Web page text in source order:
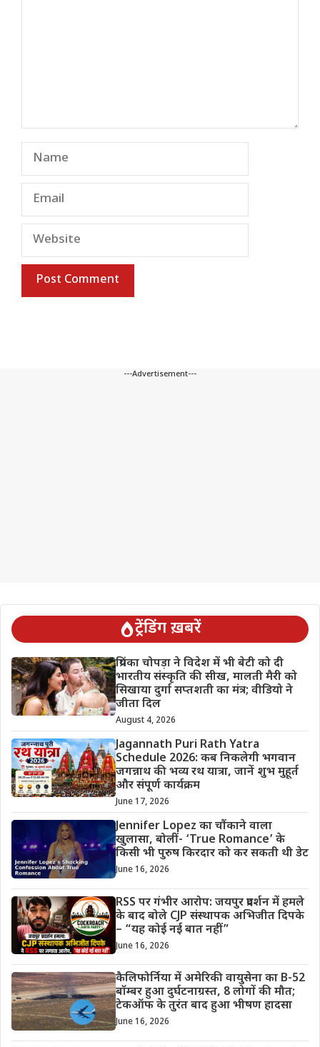
Name
Email
Website
---Advertisement---
ट्रेंडिंग ख़बरें
प्रियंका चोपड़ा ने विदेश में भी बेटी को दी
भारतीय संस्कृति की सीख, मालती मैरी को
सिखाया दुर्गा सप्तशती का मंत्र; वीडियो ने
जीता दिल
August 4, 2026
Jagannath Puri Rath Yatra
Schedule 2026: कब निकलेगी भगवान
जगन्नाथ की भव्य रथ यात्रा, जानें शुभ मुहूर्त
और संपूर्ण कार्यक्रम
June 17, 2026
Jennifer Lopez का चौंकाने वाला
खुलासा, बोलीं- ‘True Romance’ के
किसी भी पुरुष किरदार को कर सकती थी डेट
June 16, 2026
RSS पर गंभीर आरोप: जयपुर प्रदर्शन में हमले
के बाद बोले CJP संस्थापक अभिजीत दिपके
– “यह कोई नई बात नहीं”
June 16, 2026
कैलिफोर्निया में अमेरिकी वायुसेना का B-52
बॉम्बर हुआ दुर्घटनाग्रस्त, 8 लोगों की मौत;
टेकऑफ के तुरंत बाद हुआ भीषण हादसा
June 16, 2026